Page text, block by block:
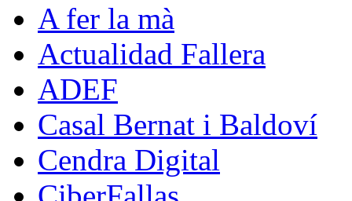
A fer la mà
Actualidad Fallera
ADEF
Casal Bernat i Baldoví
Cendra Digital